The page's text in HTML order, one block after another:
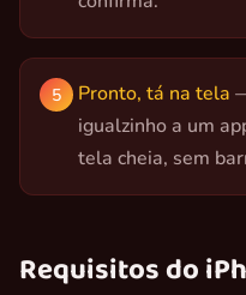
Pronto, tá na tela
igualzinho a um
tela cheia, sem
Requisitos do